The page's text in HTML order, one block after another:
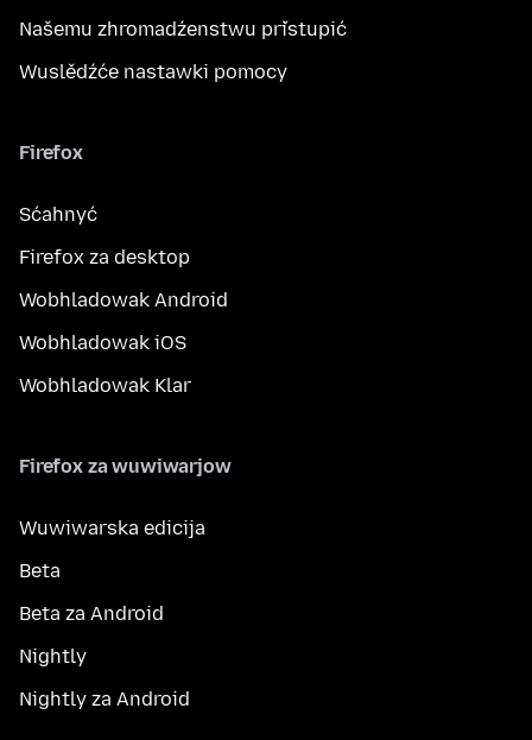
Našemu zhromadźenstwu přistupić
Wuslědźće nastawki pomocy
Firefox
Sćahnyć
Firefox za desktop
Wobhladowak Android
Wobhladowak iOS
Wobhladowak Klar
Firefox za wuwiwarjow
Wuwiwarska edicija
Beta
Beta za Android
Nightly
Nightly za Android